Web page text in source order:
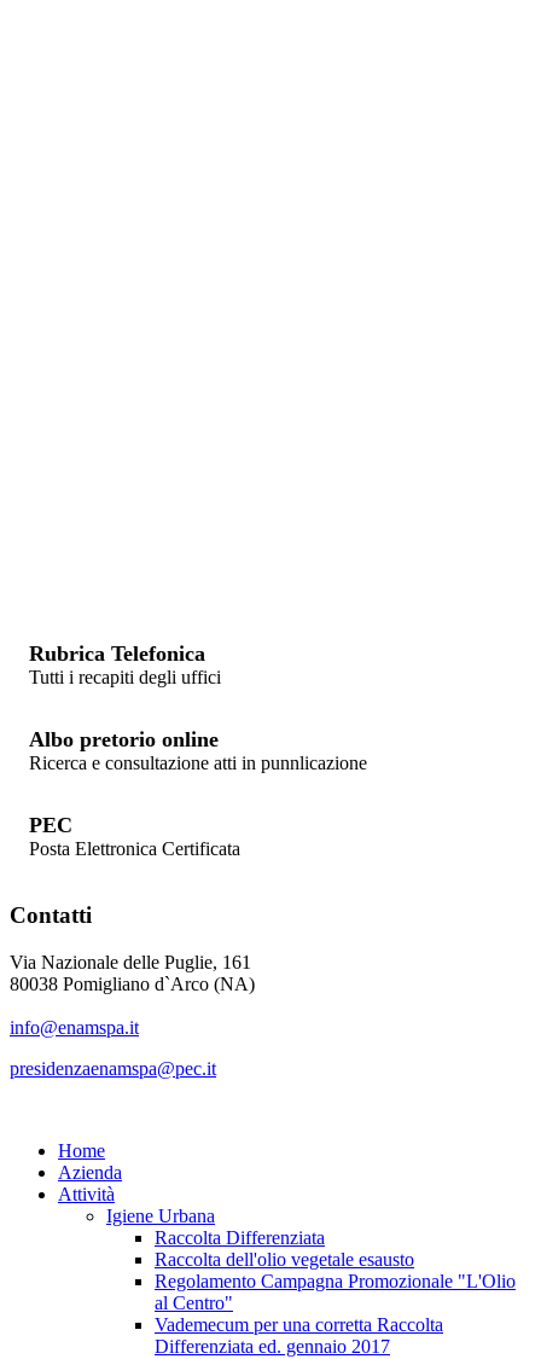
Rubrica Telefonica
Tutti i recapiti degli uffici
Albo pretorio online
Ricerca e consultazione atti in punnlicazione
PEC
Posta Elettronica Certificata
Contatti
Via Nazionale delle Puglie, 161
80038 Pomigliano d`Arco (NA)
info@enamspa.it
presidenzaenamspa@pec.it
Home
Azienda
Attività
Igiene Urbana
Raccolta Differenziata
Raccolta dell'olio vegetale esausto
Regolamento Campagna Promozionale "L'Olio
al Centro"
Vademecum per una corretta Raccolta
Differenziata ed. gennaio 2017